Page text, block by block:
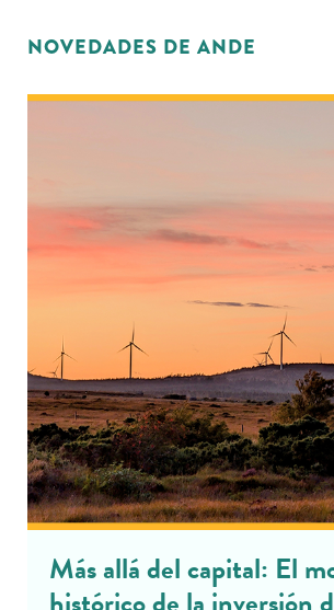
NOVEDADES DE ANDE
Más allá del capital: El